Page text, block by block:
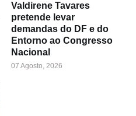
Valdirene Tavares
pretende levar
demandas do DF e do
Entorno ao Congresso
Nacional
07 Agosto, 2026